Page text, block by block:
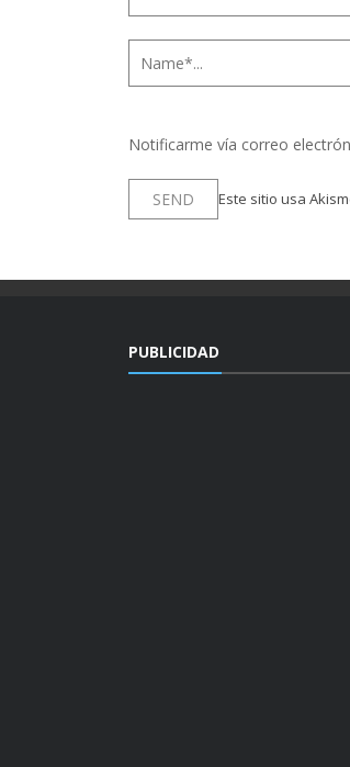
Notificarme vía correo
Este sitio usa
PUBLICIDAD